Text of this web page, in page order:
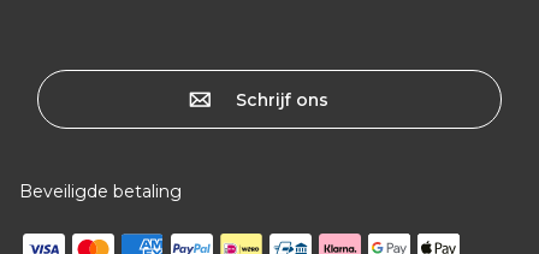
Schrijf ons
Beveiligde betaling